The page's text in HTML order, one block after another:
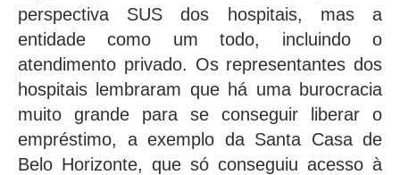
perspectiva SUS dos hospitais, mas a
entidade como um todo, incluindo o
atendimento privado. Os representantes dos
hospitais lembraram que há uma burocracia
muito grande para se conseguir liberar o
empréstimo, a exemplo da Santa Casa de
Belo Horizonte, que só conseguiu acesso à